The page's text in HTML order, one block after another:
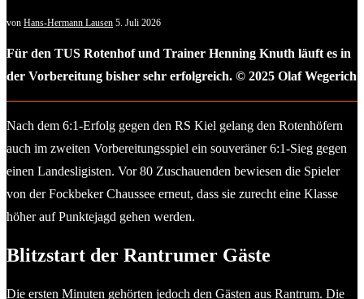
von Hans-Hermann Lausen 5. Juli 2026
Für den TUS Rotenhof und Trainer Henning Knuth läuft es in
der Vorbereitung bisher sehr erfolgreich. © 2025 Olaf Wegerich
Nach dem 6:1-Erfolg gegen den RS Kiel gelang den Rotenhöfern
auch im zweiten Vorbereitungsspiel ein souveräner 6:1-Sieg gegen
einen Landesligisten. Vor 80 Zuschauenden bewiesen die Spieler
von der Fockbeker Chaussee erneut, dass sie zurecht eine Klasse
höher auf Punktejagd gehen werden.
Blitzstart der Rantrumer Gäste
Die ersten Minuten gehörten jedoch den Gästen aus Rantrum. Die